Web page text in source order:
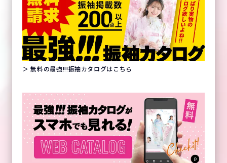
＞ 無料の最強!!!振袖カタログはこちら